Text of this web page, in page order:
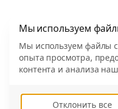
Мы используем
Мы используем файлы
опыта просмотра,
контента и анализа
Отклонить все